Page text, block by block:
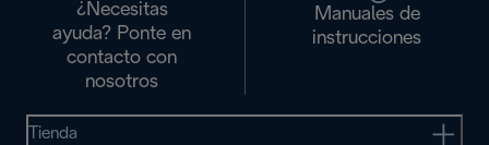
¿Necesitas
ayuda? Ponte en
contacto con
nosotros
Manuales de
instrucciones
Tienda